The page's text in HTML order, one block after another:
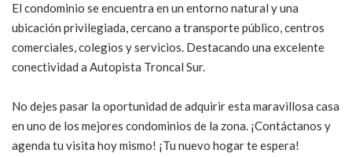
El condominio se encuentra en un entorno natural y una
ubicación privilegiada, cercano a transporte público, centros
comerciales, colegios y servicios. Destacando una excelente
conectividad a Autopista Troncal Sur.
No dejes pasar la oportunidad de adquirir esta maravillosa casa
en uno de los mejores condominios de la zona. ¡Contáctanos y
agenda tu visita hoy mismo! ¡Tu nuevo hogar te espera!